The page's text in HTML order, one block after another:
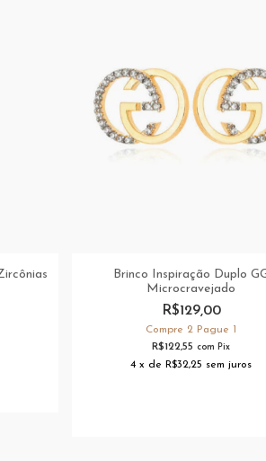
Brinco Inspiração Duplo
Microcravejado
R$129,00
Compre 2 Pague 1
R$122,55com Pix
4 xde R$32,25 sem juros